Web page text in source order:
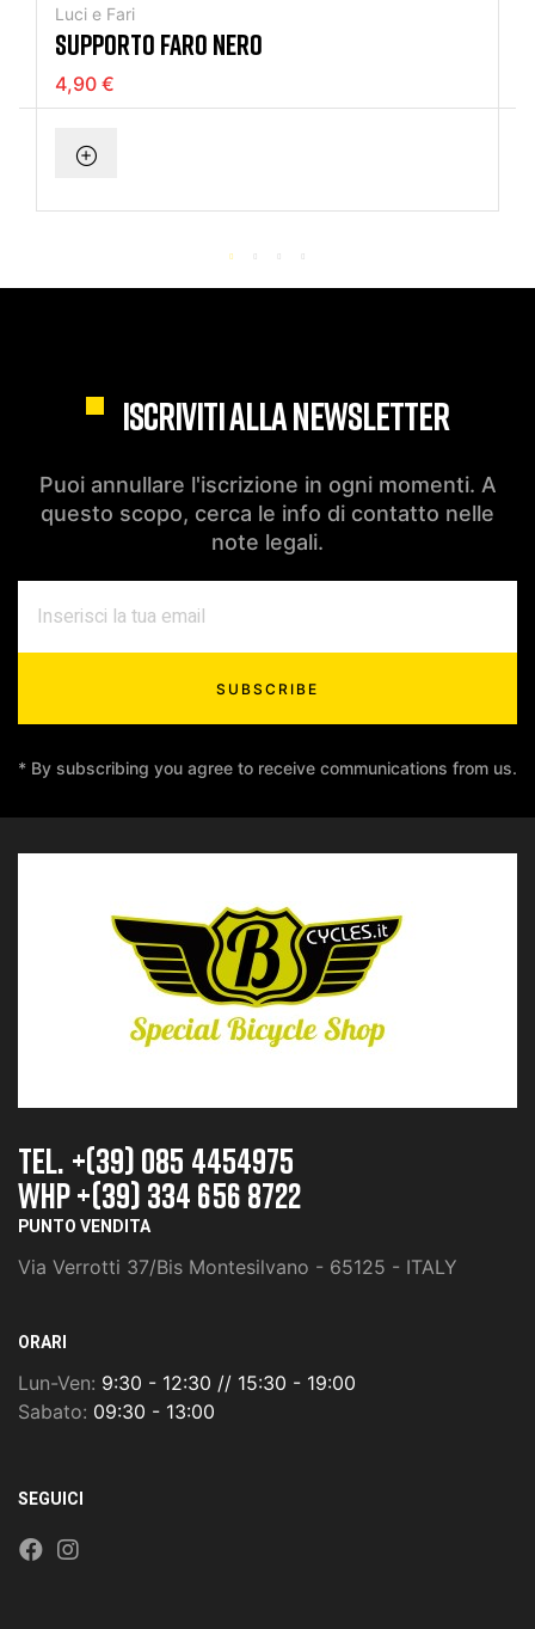
Luci e Fari
SUPPORTO FARO NERO
4,90 €
ISCRIVITI ALLA NEWSLETTER
Puoi annullare l'iscrizione in ogni momenti. A
questo scopo, cerca le info di contatto nelle
note legali.
SUBSCRIBE
* By subscribing you agree to receive communications from us.
TEL. +(39) 085 4454975
whp +(39) 334 656 8722
PUNTO VENDITA
Via Verrotti 37/Bis Montesilvano - 65125 - ITALY
ORARI
Lun-Ven: 9:30 - 12:30 // 15:30 - 19:00
Sabato: 09:30 - 13:00
SEGUICI